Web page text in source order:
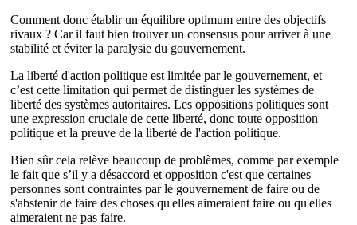
Comment donc établir un équilibre optimum entre des objectifs
rivaux ? Car il faut bien trouver un consensus pour arriver à une
stabilité et éviter la paralysie du gouvernement.
La liberté d'action politique est limitée par le gouvernement, et
c’est cette limitation qui permet de distinguer les systèmes de
liberté des systèmes autoritaires. Les oppositions politiques sont
une expression cruciale de cette liberté, donc toute opposition
politique et la preuve de la liberté de l'action politique.
Bien sûr cela relève beaucoup de problèmes, comme par exemple
le fait que s’il y a désaccord et opposition c'est que certaines
personnes sont contraintes par le gouvernement de faire ou de
s'abstenir de faire des choses qu'elles aimeraient faire ou qu'elles
aimeraient ne pas faire.